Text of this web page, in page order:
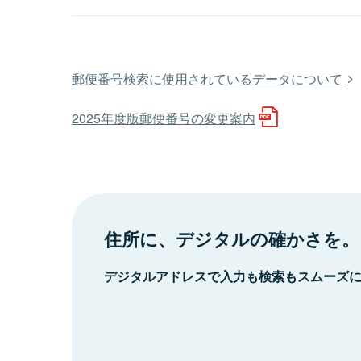
郵便番号検索に使用されているデータについて
2025年度版郵便番号の変更案内
住所に、デジタルの確かさを。
デジタルアドレスで入力も検索もスムーズ